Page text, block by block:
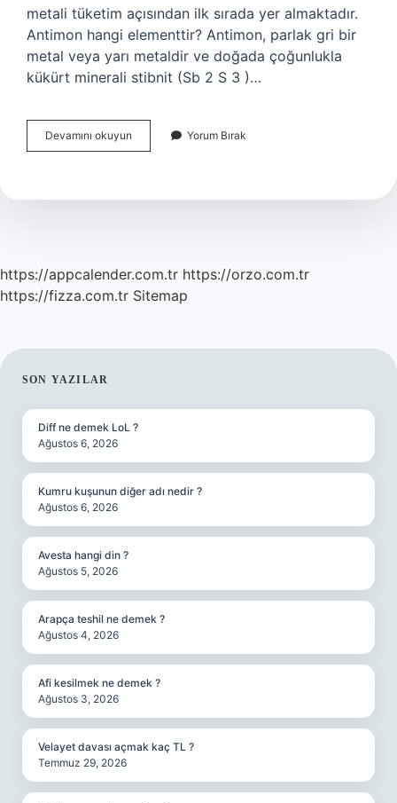
metali tüketim açısından ilk sırada yer almaktadır.
Antimon hangi elementtir? Antimon, parlak gri bir
metal veya yarı metaldir ve doğada çoğunlukla
kükürt minerali stibnit (Sb 2 S 3 )…
Devamını okuyun Antimon
Simgesi
Yorum Bırak
https://appcalender.com.tr https://orzo.com.tr
https://fizza.com.tr Sitemap
SIDEBAR
SON YAZILAR
Diff ne demek LoL ?
Ağustos 6, 2026
Kumru kuşunun diğer adı nedir ?
Ağustos 6, 2026
Avesta hangi din ?
Ağustos 5, 2026
Arapça teshil ne demek ?
Ağustos 4, 2026
Afi kesilmek ne demek ?
Ağustos 3, 2026
Velayet davası açmak kaç TL ?
Temmuz 29, 2026